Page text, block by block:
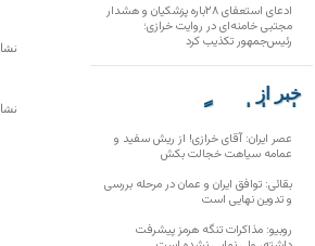
ادعای استعفای ۲۸باره پزشکیان و هشدار
مجتبی خامنه‌ای در روایت خرازی؛
رئیس‌جمهور تکذیب کرد
خبر از
تارنماهای دیگر
عصر ایران: آقای خرازی! از ریش سفید و
عمامه سیاهت خجالت بکش
بقائی: توافق ایران و عمان در مرحله بررسی
و تدوین نهایی است
روبیو: مذاکرات تنگه هرمز پیشرفت